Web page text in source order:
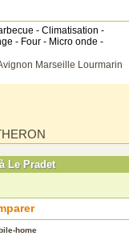
- Climatisation -
- Four - Micro onde -
Marseille Lourmarin
Le Pradet
home